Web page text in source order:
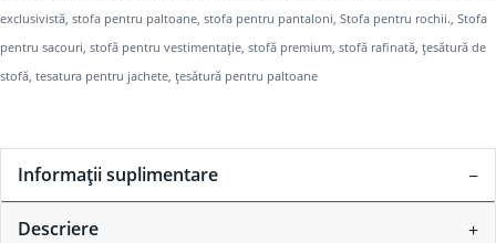
exclusivistă, stofa pentru paltoane, stofa pentru pantaloni, Stofa pentru rochii., Stofa
pentru sacouri, stofă pentru vestimentație, stofă premium, stofă rafinată, țesătură de
stofă, tesatura pentru jachete, țesătură pentru paltoane
Descriere
Informații suplimentare